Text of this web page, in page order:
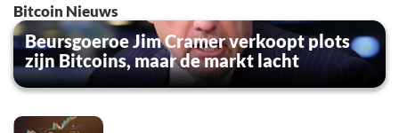
Bitcoin Nieuws
Beursgoeroe Jim Cramer verkoopt plots
zijn Bitcoins, maar de markt lacht